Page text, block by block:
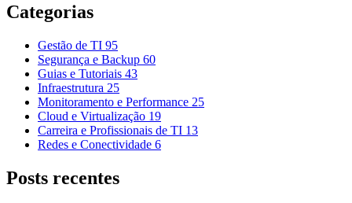
Categorias
Gestão de TI 95
Segurança e Backup 60
Guias e Tutoriais 43
Infraestrutura 25
Monitoramento e Performance 25
Cloud e Virtualização 19
Carreira e Profissionais de TI 13
Redes e Conectividade 6
Posts recentes